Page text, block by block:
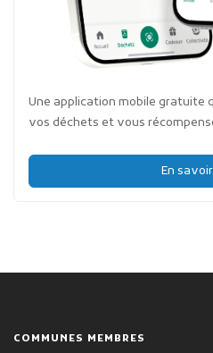
Une application mobile gratuite
vos déchets et vous
En
COMMUNES MEMBRES